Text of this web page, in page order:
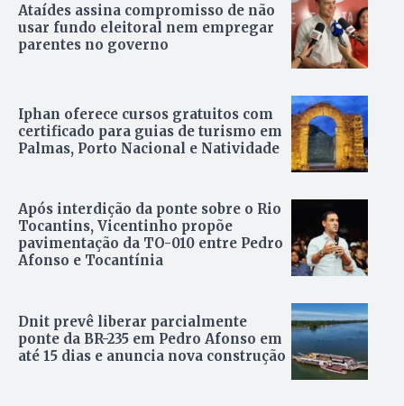
Ataídes assina compromisso de não
usar fundo eleitoral nem empregar
parentes no governo
Iphan oferece cursos gratuitos com
certificado para guias de turismo em
Palmas, Porto Nacional e Natividade
Após interdição da ponte sobre o Rio
Tocantins, Vicentinho propõe
pavimentação da TO-010 entre Pedro
Afonso e Tocantínia
Dnit prevê liberar parcialmente
ponte da BR-235 em Pedro Afonso em
até 15 dias e anuncia nova construção